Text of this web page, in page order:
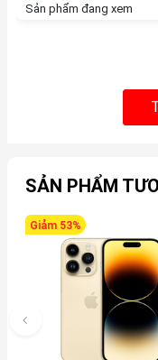
Sản phẩm đang xem
SẢN PHẨM
Giảm 53%